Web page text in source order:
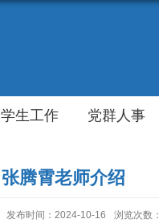
学生工作 党群人事
张腾霄老师介绍
发布时间：2024-10-16 浏览次数：